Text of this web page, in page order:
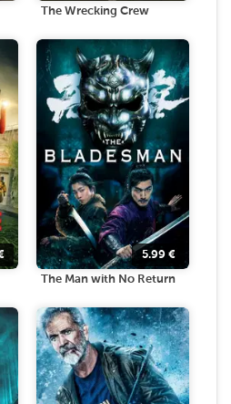
The Wrecking Crew
5.99 €
The Man with No Return